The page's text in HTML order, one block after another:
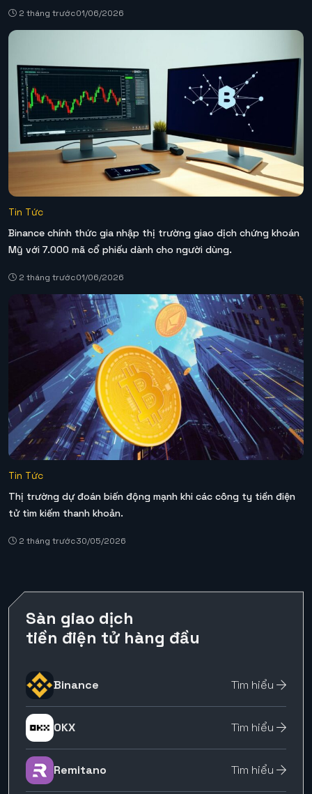
2 tháng trước01/06/2026
Tin Tức
Binance chính thức gia nhập thị trường giao dịch chứng khoán
Mỹ với 7.000 mã cổ phiếu dành cho người dùng.
2 tháng trước01/06/2026
Tin Tức
Thị trường dự đoán biến động mạnh khi các công ty tiền điện
tử tìm kiếm thanh khoản.
2 tháng trước30/05/2026
Sàn giao dịch
tiền điện tử hàng đầu
Binance Tìm hiểu
OKX Tìm hiểu
Remitano Tìm hiểu